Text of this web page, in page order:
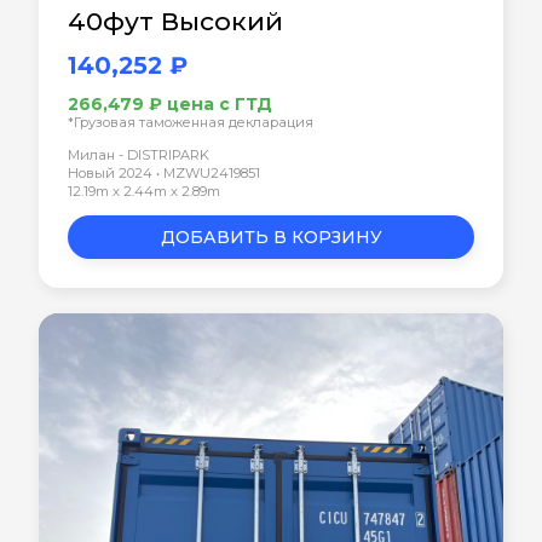
40фут Высокий
140,252 ₽
266,479 ₽ цена с ГТД
*Грузовая таможенная декларация
Милан - DISTRIPARK
Новый 2024 • MZWU2419851
12.19m x 2.44m x 2.89m
ДОБАВИТЬ В КОРЗИНУ